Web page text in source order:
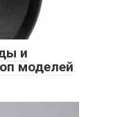
и
моделей